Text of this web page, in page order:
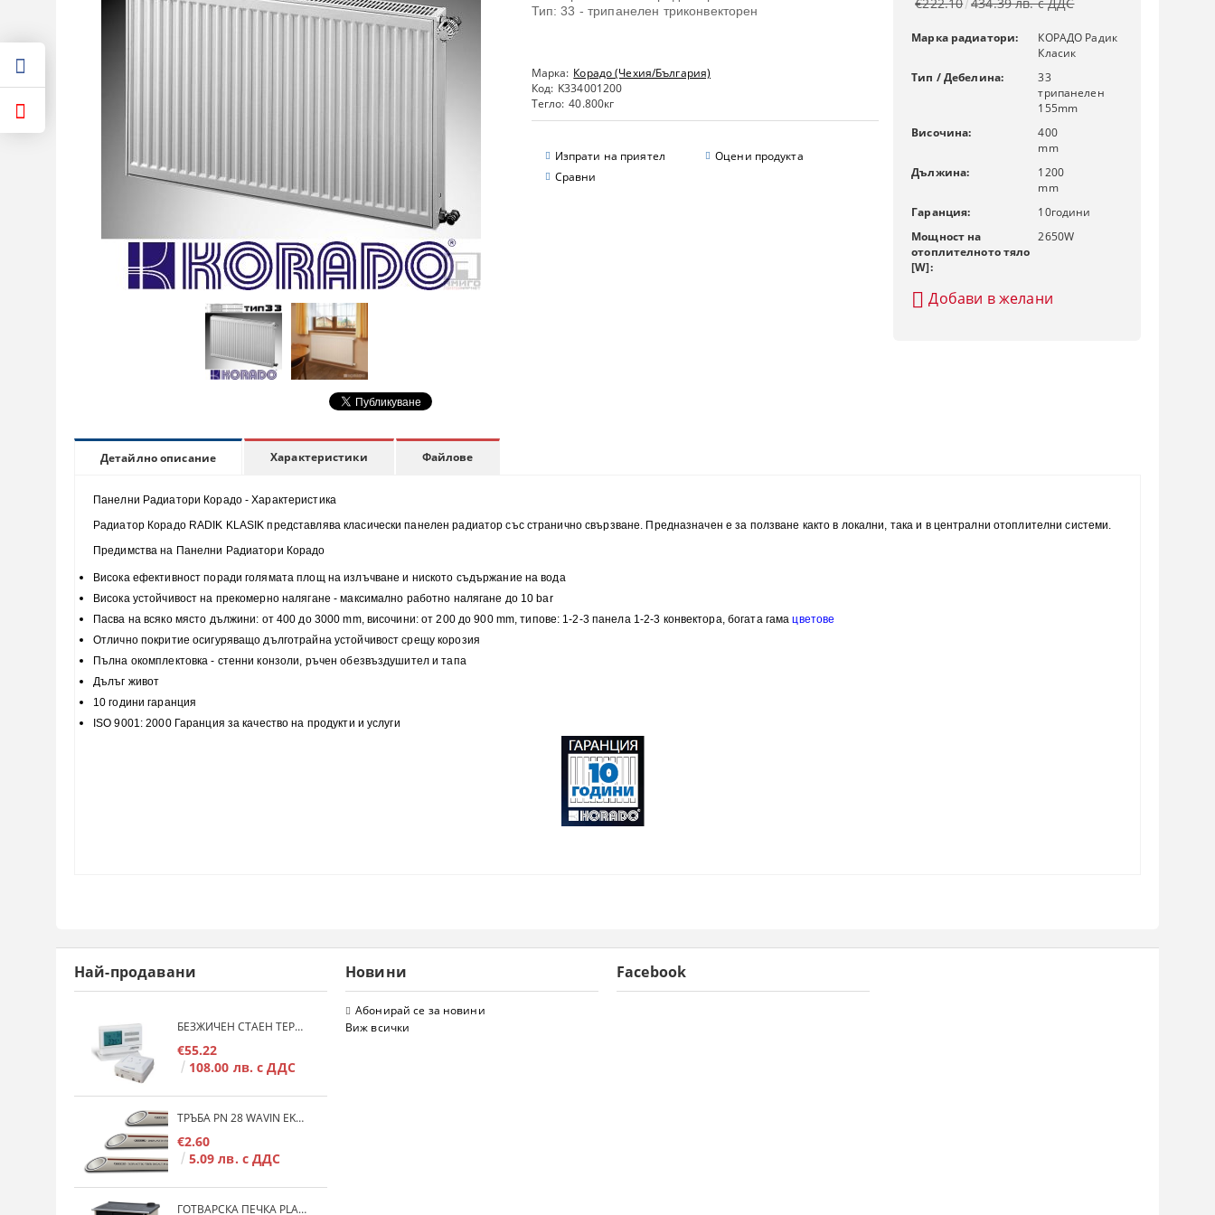
Тип: 33 - трипанелен триконвекторен
Марка: Корадо (Чехия/България)
Код: K334001200
Тегло: 40.800кг
Изпрати на приятел
Оцени продукта
Сравни
Марка радиатори:
КОРАДО Радик
Класик
Тип / Дебелина:
33
трипанелен
155mm
Височина:
400
mm
Дължина:
1200
mm
Гаранция:
10години
Мощност на
отоплителното тяло
[W]:
2650W
Добави в желани
Детайлно описание Характеристики Файлове
Панелни Радиатори Корадо - Характеристика
Радиатор Корадо RADIK KLASIK представлява класически панелен радиатор със странично свързване. Предназначен е за ползване както в локални, така и в централни отоплителни системи.
Предимства на Панелни Радиатори Корадо
Висока ефективност поради голямата площ на излъчване и ниското съдържание на вода
Висока устойчивост на прекомерно налягане - максимално работно налягане до 10 bar
Пасва на всяко място дължини: от 400 до 3000 mm, височини:от 200 до 900 mm, типове: 1-2-3 панела 1-2-3 конвектора, богата гамацветове
Отлично покритие осигуряващо дълготрайна устойчивост срещу корозия
Пълна окомплектовка - стенни конзоли, ръчен обезвъздушител и тапа
Дълъг живот
10 години гаранция
ISO 9001: 2000 Гаранция за качество на продукти и услуги
Най-продавани
БЕЗЖИЧЕН СТАЕН ТЕРМОСТАТ COMPUTHERM Q7RF
€55.22
108.00 лв. с ДДС
ТРЪБА PN 28 WAVIN EKOPLASTIK FIBER BASALT PLUS - 3М/БР.
€2.60
5.09 лв. с ДДС
ГОТВАРСКА ПЕЧКА PLAMEN 850 GLAS 11KW
Новини
Абонирай се за новини
Виж всички
Facebook